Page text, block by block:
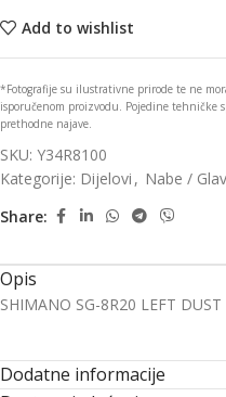
Add to wishlist
*Fotografije su ilustrativne prirode te ne
isporučenom proizvodu. Pojedine tehničke
prethodne najave.
SKU: Y34R8100
Kategorije: Dijelovi , Nabe /
Share:
Opis
SHIMANO SG-8R20 LEFT DUST
Dodatne informacije